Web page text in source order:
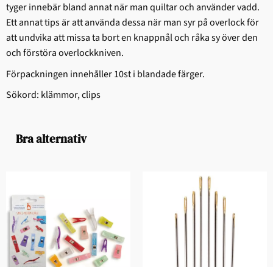
tyger innebär bland annat när man quiltar och använder vadd.
Ett annat tips är att använda dessa när man syr på overlock för
att undvika att missa ta bort en knappnål och råka sy över den
och förstöra overlockkniven.
Förpackningen innehåller 10st i blandade färger.
Sökord: klämmor, clips
Bra alternativ